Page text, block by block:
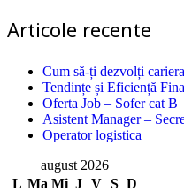
Articole recente
Cum să-ți dezvolți
Tendințe și Eficiență
Oferta Job – Sofer cat B
Asistent Manager –
Operator logistica
august 2026
L Ma Mi J V S D